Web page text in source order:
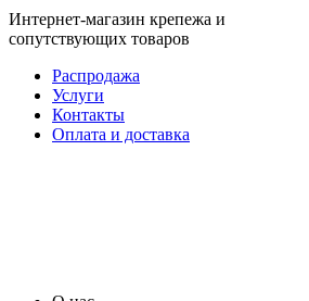
Интернет-магазин крепежа и
сопутствующих товаров
Распродажа
Услуги
Контакты
Оплата и доставка